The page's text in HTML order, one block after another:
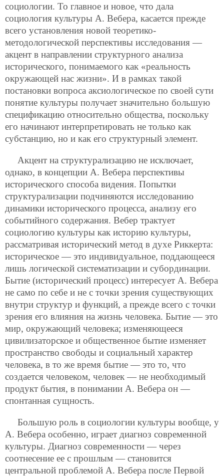
социологии. То главное и новое, что дала
социология культуры А. Вебера, касается прежде
всего установления новой теоретико-
методологической перспективы исследования —
акцент в направлении структурного анализа
исторического, понимаемого как «реальность
окружающей нас жизни». И в рамках такой
постановки вопроса аксиологическое по своей сути
понятие культуры получает значительно большую
спецификацию относительно общества, поскольку
его начинают интерпретировать не только как
субстанцию, но и как его структурный элемент.
Акцент на структурализацию не исключает,
однако, в концепции А. Вебера перспективы
исторического способа видения. Попытки
структурализации подчиняются исследованию
динамики исторического процесса, анализу его
событийного содержания. Вебер трактует
социологию культуры как историю культуры,
рассматривая исторический метод в духе Риккерта:
историческое — это индивидуальное, поддающееся
лишь логической систематизации и субординации.
Бытие (исторический процесс) интересует А. Вебера
не само по себе и не с точки зрения существующих
внутри структур и функций, а прежде всего с точки
зрения его влияния на жизнь человека. Бытие — это
мир, окружающий человека; изменяющееся
цивилизаторское и общественное бытие изменяет
пространство свободы и социальный характер
человека, в то же время бытие — это то, что
создается человеком, человек — не необходимый
продукт бытия, в понимании А. Вебера он —
спонтанная сущность.
Большую роль в социологии культуры вообще, у
А. Вебера особенно, играет диагноз современной
культуры. Диагноз современности — через
соотнесение ее с прошлым — становится
центральной проблемой А. Вебера после Первой